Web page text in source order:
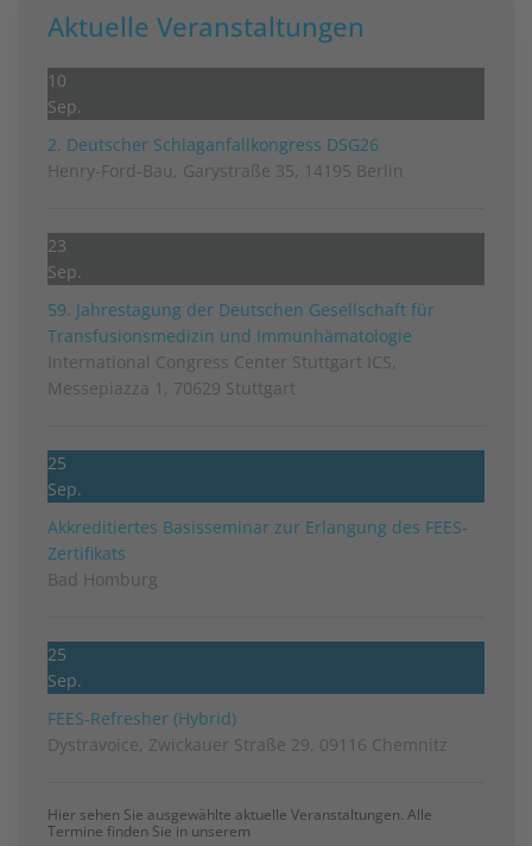
Aktuelle Veranstaltungen
10
Sep.
2. Deutscher Schlag­anfall­kongress DSG26
Henry-Ford-Bau, Garystraße 35, 14195 Berlin
23
Sep.
59. Jahrestagung der Deutschen Gesellschaft für
Transfusionsmedizin und Immunhämatologie
International Congress Center Stuttgart ICS,
Messepiazza 1, 70629 Stuttgart
25
Sep.
Akkreditiertes Basisseminar zur Erlangung des FEES-
Zertifikats
Bad Homburg
25
Sep.
FEES-Refresher (Hybrid)
Dystravoice, Zwickauer Straße 29, 09116 Chemnitz
Hier sehen Sie ausgewählte aktuelle Veranstaltungen. Alle
Termine finden Sie in unserem